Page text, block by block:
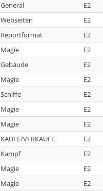
General E2
Webseiten E2
Reportformat E2
Magie E2
Gebäude E2
Magie E2
Schiffe E2
Magie E2
Magie E2
KAUFE/VERKAUFE E2
Kampf E2
Magie E2
Magie E2